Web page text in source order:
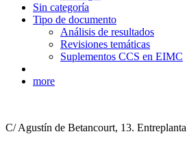
Sin categoría
Tipo de documento
Análisis de resultados
Revisiones temáticas
Suplementos CCS en EIMC
more
C/ Agustín de Betancourt, 13. Entreplanta